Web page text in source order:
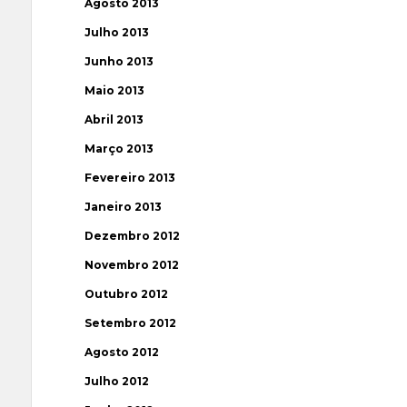
Agosto 2013
Julho 2013
Junho 2013
Maio 2013
Abril 2013
Março 2013
Fevereiro 2013
Janeiro 2013
Dezembro 2012
Novembro 2012
Outubro 2012
Setembro 2012
Agosto 2012
Julho 2012